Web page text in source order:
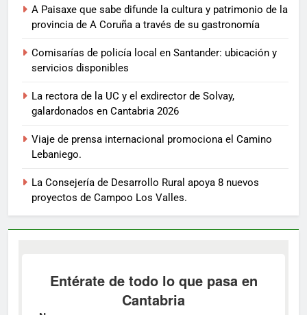
A Paisaxe que sabe difunde la cultura y patrimonio de la
provincia de A Coruña a través de su gastronomía
Comisarías de policía local en Santander: ubicación y
servicios disponibles
La rectora de la UC y el exdirector de Solvay,
galardonados en Cantabria 2026
Viaje de prensa internacional promociona el Camino
Lebaniego.
La Consejería de Desarrollo Rural apoya 8 nuevos
proyectos de Campoo Los Valles.